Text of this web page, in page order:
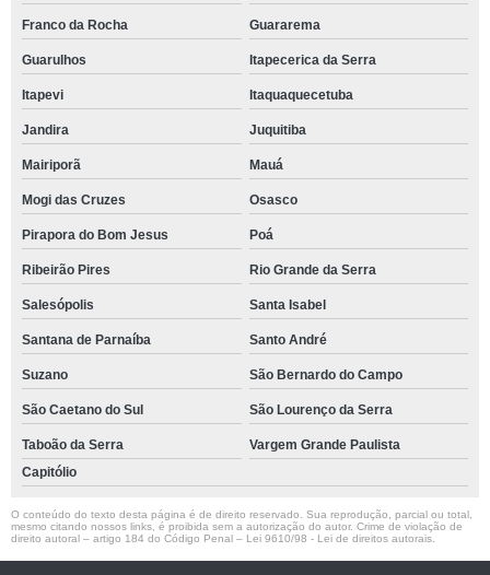
Franco da Rocha Guararema
Guarulhos Itapecerica da Serra
Itapevi Itaquaquecetuba
Jandira Juquitiba
Mairiporã Mauá
Mogi das Cruzes Osasco
Pirapora do Bom Jesus Poá
Ribeirão Pires Rio Grande da Serra
Salesópolis Santa Isabel
Santana de Parnaíba Santo André
Suzano São Bernardo do Campo
São Caetano do Sul São Lourenço da Serra
Taboão da Serra
Vargem Grande Paulista
Capitólio
O conteúdo do texto desta página é de direito reservado. Sua reprodução, parcial ou total,
mesmo citando nossos links, é proibida sem a autorização do autor. Crime de violação de
direito autoral – artigo 184 do Código Penal – Lei 9610/98 - Lei de direitos autorais